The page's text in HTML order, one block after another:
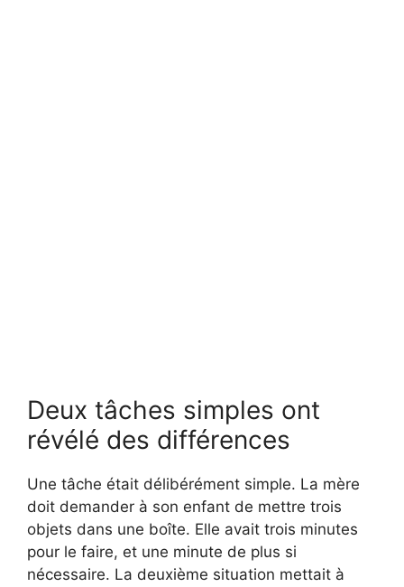
Deux tâches simples ont
révélé des différences
Une tâche était délibérément simple. La mère
doit demander à son enfant de mettre trois
objets dans une boîte. Elle avait trois minutes
pour le faire, et une minute de plus si
nécessaire. La deuxième situation mettait à